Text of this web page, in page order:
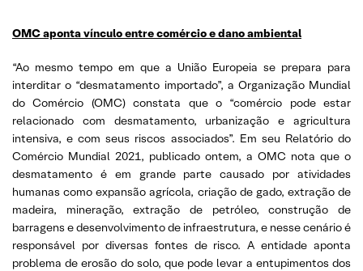
OMC aponta vínculo entre comércio e dano ambiental
“Ao mesmo tempo em que a União Europeia se prepara para
interditar o “desmatamento importado”, a Organização Mundial
do Comércio (OMC) constata que o “comércio pode estar
relacionado com desmatamento, urbanização e agricultura
intensiva, e com seus riscos associados”. Em seu Relatório do
Comércio Mundial 2021, publicado ontem, a OMC nota que o
desmatamento é em grande parte causado por atividades
humanas como expansão agrícola, criação de gado, extração de
madeira, mineração, extração de petróleo, construção de
barragens e desenvolvimento de infraestrutura, e nesse cenário é
responsável por diversas fontes de risco. A entidade aponta
problema de erosão do solo, que pode levar a entupimentos dos